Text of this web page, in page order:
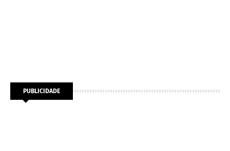
PUBLICIDADE